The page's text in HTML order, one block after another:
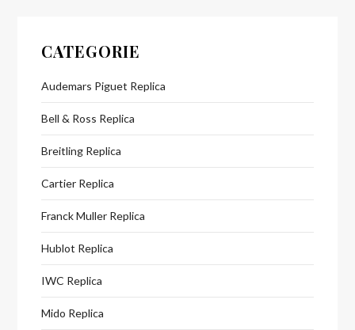
CATEGORIE
Audemars Piguet Replica
Bell & Ross Replica
Breitling Replica
Cartier Replica
Franck Muller Replica
Hublot Replica
IWC Replica
Mido Replica